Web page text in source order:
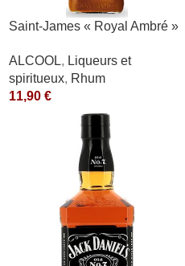
Saint-James « Royal Ambré »
ALCOOL, Liqueurs et
spiritueux, Rhum
11,90 €